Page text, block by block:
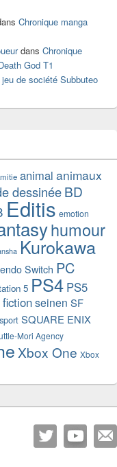
Chronique manga
dans Chronique
God T1
de société Subbuteo
animal animaux
dessinéeBD
Editis emotion
humour
Kurokawa
Switch PC
5 PS4 PS5
seinen SF
sport SQUARE ENIX
Mori Agency
Xbox One Xbox